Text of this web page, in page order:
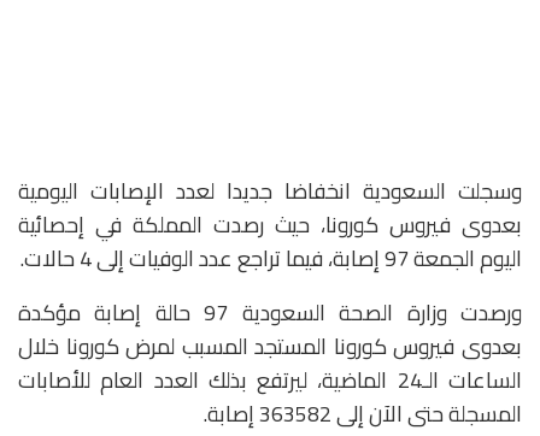
وسجلت السعودية انخفاضا جديدا لعدد الإصابات اليومية
بعدوى فيروس كورونا، حيث رصدت المملكة في إحصائية
اليوم الجمعة 97 إصابة، فيما تراجع عدد الوفيات إلى 4 حالات.
ورصدت وزارة الصحة السعودية 97 حالة إصابة مؤكدة
بعدوى فيروس كورونا المستجد المسبب لمرض كورونا خلال
الساعات الـ24 الماضية، ليرتفع بذلك العدد العام للأصابات
المسجلة حتى الآن إلى 363582 إصابة.